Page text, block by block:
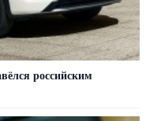
российским